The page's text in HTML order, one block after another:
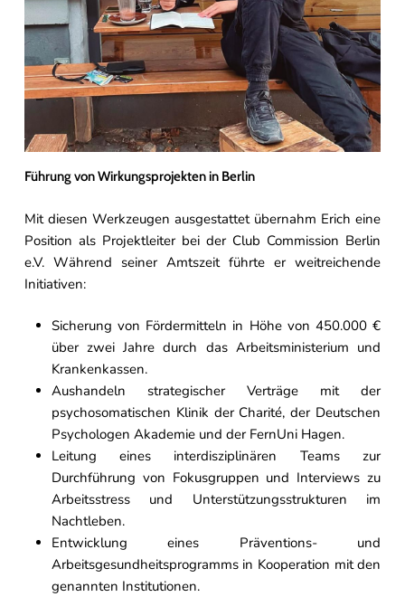
Führung von Wirkungsprojekten in Berlin
Mit diesen Werkzeugen ausgestattet übernahm Erich eine
Position als Projektleiter bei der Club Commission Berlin
e.V. Während seiner Amtszeit führte er weitreichende
Initiativen:
Sicherung von Fördermitteln in Höhe von 450.000 €
über zwei Jahre durch das Arbeitsministerium und
Krankenkassen.
Aushandeln strategischer Verträge mit der
psychosomatischen Klinik der Charité, der Deutschen
Psychologen Akademie und der FernUni Hagen.
Leitung eines interdisziplinären Teams zur
Durchführung von Fokusgruppen und Interviews zu
Arbeitsstress und Unterstützungsstrukturen im
Nachtleben.
Entwicklung eines Präventions- und
Arbeitsgesundheitsprogramms in Kooperation mit den
genannten Institutionen.